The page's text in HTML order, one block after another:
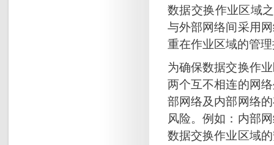
数据交换作业区域
与外部网络间采用
重在作业区域的管
为确保数据交换作
两个互不相连的网
部网络及内部网络
风险。例如：内部
数据交换作业区域